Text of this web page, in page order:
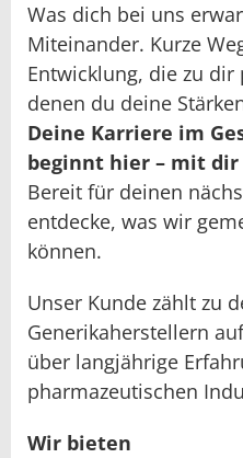
Was dich bei uns
Miteinander. Kurze
Entwicklung, die zu dir
denen du deine
Deine Karriere im
beginnt hier – mit dir
Bereit für deinen
entdecke, was wir
können.
Unser Kunde zählt zu
Generikaherstellern
über langjährige
pharmazeutischen
Wir bieten